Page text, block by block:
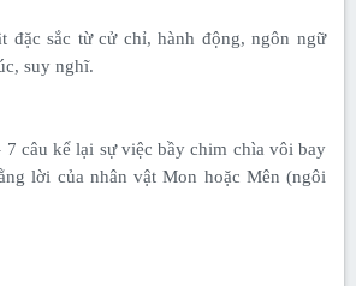
đặc sắc từ cử chỉ, hành động, ngôn ngữ
suy nghĩ.
7 câu kể lại sự việc bầy chim chìa vôi bay
lời của nhân vật Mon hoặc Mên (ngôi